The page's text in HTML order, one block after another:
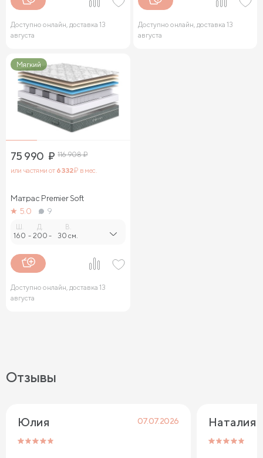
Доступно онлайн, доставка 13
августа
Доступно онлайн, доставка 13
августа
Мягкий
75 990 ₽ 116 908₽
или частями от 6 332₽ в мес.
Матрас Premier Soft
5.0
9
160 -
Д.
200 -
В.
30 см.
Доступно онлайн, доставка 13
августа
Отзывы
Юлия 07.07.2026 Наталия